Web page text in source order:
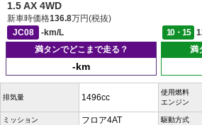
1.5 AX 4WD
新車時価格136.8万円(税抜)
JC08
-km/L 10・15
満タンでどこまで走る？
-km
満
排気量 1496cc
使用燃料
エンジン
ミッション フロア4AT 駆動方式